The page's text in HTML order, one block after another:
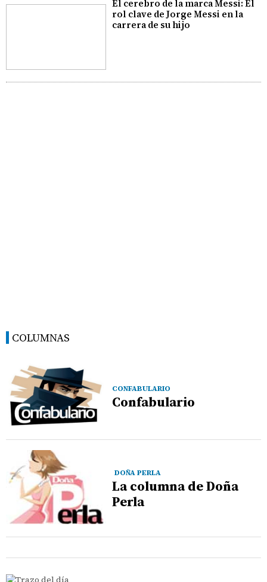
El cerebro de la marca Messi: El
rol clave de Jorge Messi en la
carrera de su hijo
COLUMNAS
CONFABULARIO
Confabulario
DOÑA PERLA
La columna de Doña
Perla